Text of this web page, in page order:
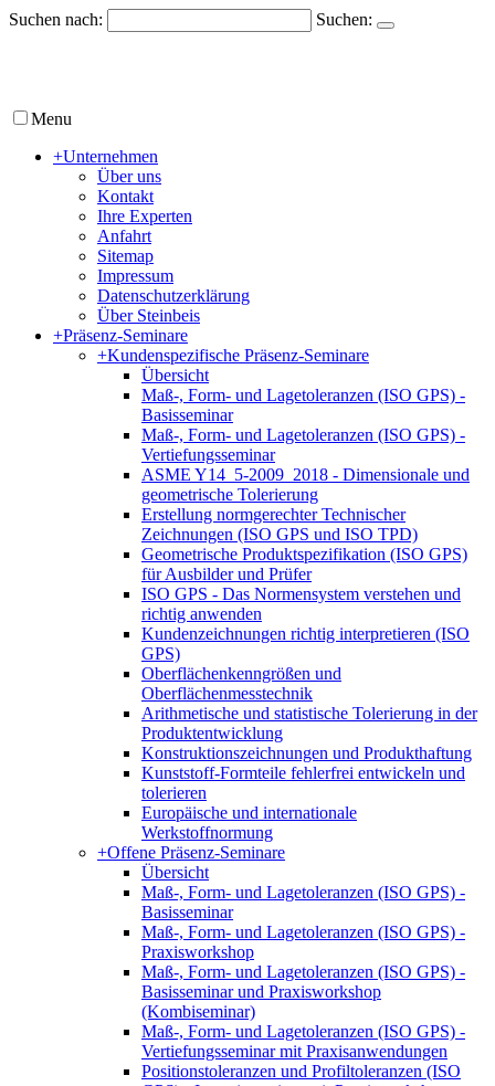
Suchen nach: Suchen:
Menu
+Unternehmen
Über uns
Kontakt
Ihre Experten
Anfahrt
Sitemap
Impressum
Datenschutzerklärung
Über Steinbeis
+Präsenz-Seminare
+Kundenspezifische Präsenz-Seminare
Übersicht
Maß-, Form- und Lagetoleranzen (ISO GPS) -
Basisseminar
Maß-, Form- und Lagetoleranzen (ISO GPS) -
Vertiefungsseminar
ASME Y14_5-2009_2018 - Dimensionale und
geometrische Tolerierung
Erstellung normgerechter Technischer
Zeichnungen (ISO GPS und ISO TPD)
Geometrische Produktspezifikation (ISO GPS)
für Ausbilder und Prüfer
ISO GPS - Das Normensystem verstehen und
richtig anwenden
Kundenzeichnungen richtig interpretieren (ISO
GPS)
Oberflächenkenngrößen und
Oberflächenmesstechnik
Arithmetische und statistische Tolerierung in der
Produktentwicklung
Konstruktionszeichnungen und Produkthaftung
Kunststoff-Formteile fehlerfrei entwickeln und
tolerieren
Europäische und internationale
Werkstoffnormung
+Offene Präsenz-Seminare
Übersicht
Maß-, Form- und Lagetoleranzen (ISO GPS) -
Basisseminar
Maß-, Form- und Lagetoleranzen (ISO GPS) -
Praxisworkshop
Maß-, Form- und Lagetoleranzen (ISO GPS) -
Basisseminar und Praxisworkshop
(Kombiseminar)
Maß-, Form- und Lagetoleranzen (ISO GPS) -
Vertiefungsseminar mit Praxisanwendungen
Positionstoleranzen und Profiltoleranzen (ISO